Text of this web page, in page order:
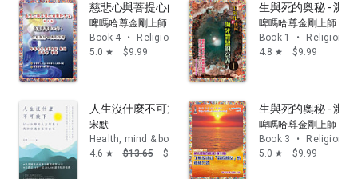
慈悲心與菩提心的觀修(4): 掌握投生的重要因素．成
啤嗎哈尊金剛上師
Book 4
•
Religion & spirituality
5.0 star $9.99
生與死的奥秘 - 瀕
啤嗎哈尊金剛上師
Book 1
•
Religion &
4.8 star $9.99
人生沒什麼不可放下: 弘一法師的人生智慧，找回安適
宋默
Health, mind & body
4.6 star $13.65 $9.99
生與死的奧秘 - 瀕
啤嗎哈尊金剛上師
Book 3
•
Religion &
5.0 star $9.99